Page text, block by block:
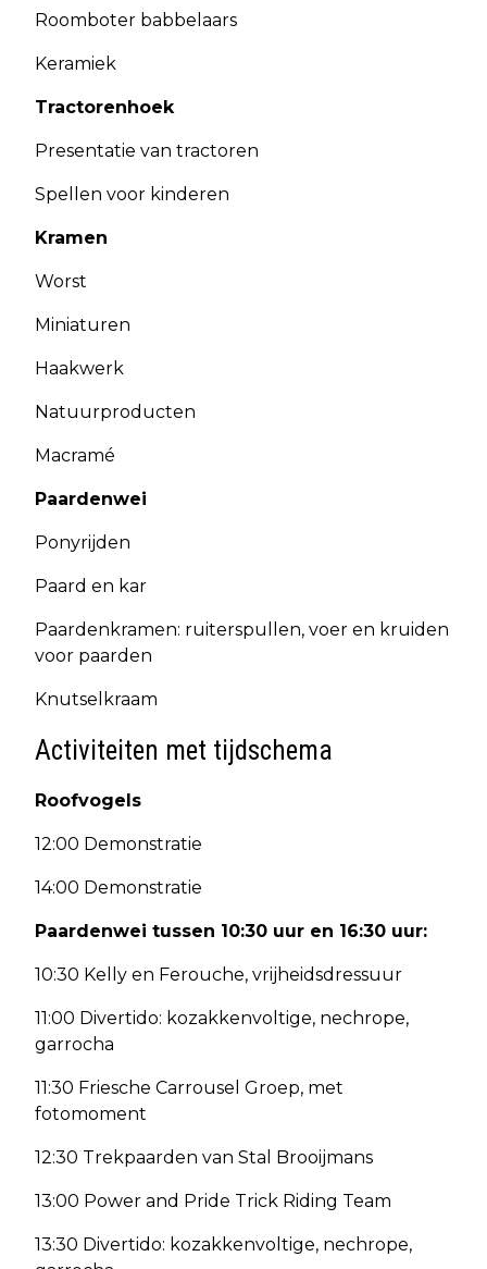
Roomboter babbelaars
Keramiek
Tractorenhoek
Presentatie van tractoren
Spellen voor kinderen
Kramen
Worst
Miniaturen
Haakwerk
Natuurproducten
Macramé
Paardenwei
Ponyrijden
Paard en kar
Paardenkramen: ruiterspullen, voer en kruiden
voor paarden
Knutselkraam
Activiteiten met tijdschema
Roofvogels
12:00 Demonstratie
14:00 Demonstratie
Paardenwei tussen 10:30 uur en 16:30 uur:
10:30 Kelly en Ferouche, vrijheidsdressuur
11:00 Divertido: kozakkenvoltige, nechrope,
garrocha
11:30 Friesche Carrousel Groep, met
fotomoment
12:30 Trekpaarden van Stal Brooijmans
13:00 Power and Pride Trick Riding Team
13:30 Divertido: kozakkenvoltige, nechrope,